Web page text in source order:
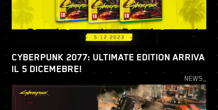
CYBERPUNK 2077: ULTIMATE EDITION ARRIVA
IL 5 DICEMEBRE!
NEWS_